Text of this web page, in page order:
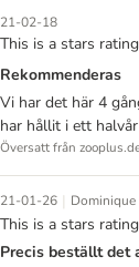
21-02-18
This is a stars
Rekommenderas
Vi har det här 4
har hållit i ett
Översatt från
21-01-26 | Dominique
This is a stars
Precis beställt det